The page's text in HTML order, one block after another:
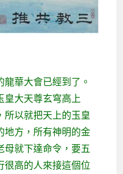
華大會已經到了。
皇大天尊玄穹高上
所以就把天上的玉皇
地方，所有神明的金
母就下達命令，要五
很高的人來接這個位